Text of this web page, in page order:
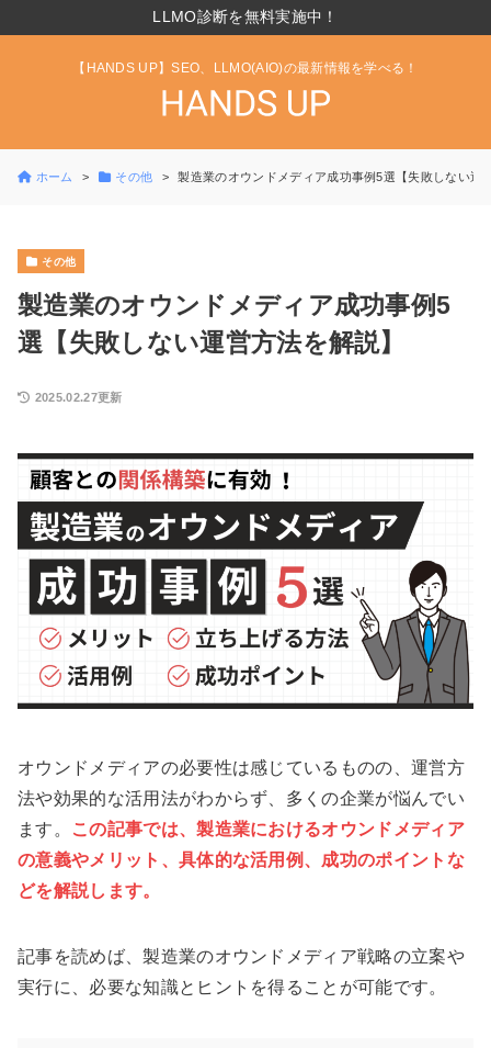
LLMO診断を無料実施中！
【HANDS UP】SEO、LLMO(AIO)の最新情報を学べる！
ホーム その他 製造業のオウンドメディア成功事例5選【失敗しない運
その他
製造業のオウンドメディア成功事例5
選【失敗しない運営方法を解説】
2025.02.27更新
オウンドメディアの必要性は感じているものの、運営方
法や効果的な活用法がわからず、多くの企業が悩んでい
ます。
この記事では、製造業におけるオウンドメディア
の意義やメリット、具体的な活用例、成功のポイントな
どを解説します。
記事を読めば、製造業のオウンドメディア戦略の立案や
実行に、必要な知識とヒントを得ることが可能です。